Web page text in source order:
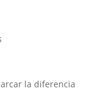
la diferencia